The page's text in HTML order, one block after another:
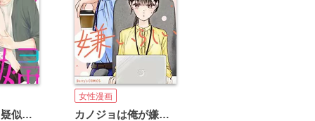
【社内公認】疑似夫婦-私たち(今のところはまだ)やましくありません！-
女性漫画
カノジョは俺が嫌いらしい